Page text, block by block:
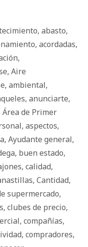
, abasto,
, acordadas,
,
, Aire
, ambiental,
, anunciarte,
Área de Primer
, aspectos,
, Ayudante general,
, buen estado,
, calidad,
, Cantidad,
supermercado,
, clubes de precio,
, compañías,
, compradores,